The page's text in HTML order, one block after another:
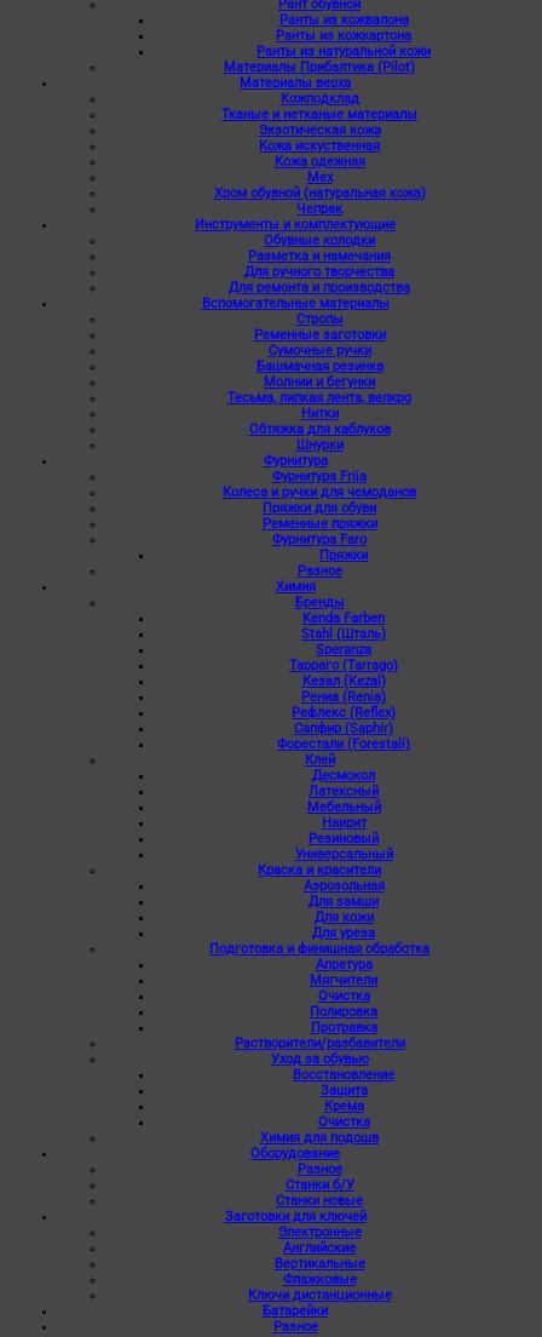
Рант обувной
Ранты из кожвалона
Ранты из кожкартона
Ранты из натуральной кожи
Материалы Прибалтика (Pilot)
Материалы верха
Кожподклад
Тканые и нетканые материалы
Экзотическая кожа
Кожа искуственная
Кожа одежная
Мех
Хром обувной (натуральная кожа)
Чепрак
Инструменты и комплектующие
Обувные колодки
Разметка и намечания
Для ручного творчества
Для ремонта и производства
Вспомогательные материалы
Стропы
Ременные заготовки
Сумочные ручки
Башмачная резинка
Молнии и бегунки
Тесьма, липкая лента, велкро
Нитки
Обтяжка для каблуков
Шнурки
Фурнитура
Фурнитура Frija
Колеса и ручки для чемоданов
Пряжки для обуви
Ременные пряжки
Фурнитура Faro
Пряжки
Разное
Химия
Бренды
Kenda Farben
Stahl (Шталь)
Speranza
Тарраго (Tarrago)
Кезал (Kezal)
Рениа (Renia)
Рефлекс (Reflex)
Сапфир (Saphir)
Форестали (Forestali)
Клей
Десмокол
Латексный
Мебельный
Наирит
Резиновый
Универсальный
Краска и красители
Аэрозольная
Для замши
Для кожи
Для уреза
Подготовка и финишная обработка
Апретура
Мягчители
Очистка
Полировка
Протравка
Растворители/разбавители
Уход за обувью
Восстановление
Защита
Крема
Очистка
Химия для подошв
Оборудование
Разное
Станки б/У
Станки новые
Заготовки для ключей
Электронные
Английские
Вертикальные
Флажковые
Ключи дистанционные
Батарейки
Разное